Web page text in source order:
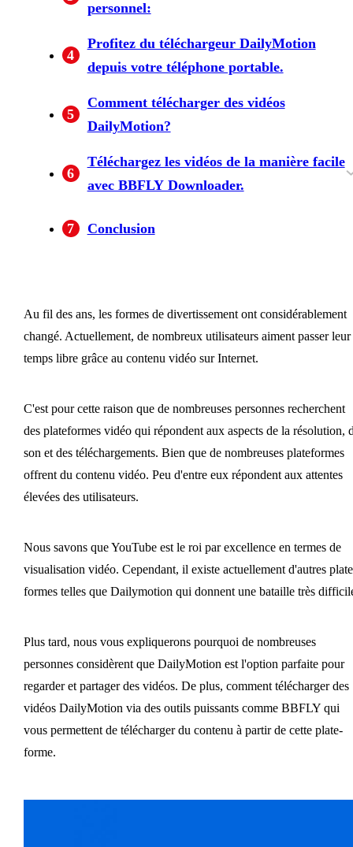
personnel:
4
Profitez du téléchargeur DailyMotion
depuis votre téléphone portable.
5
Comment télécharger des vidéos
DailyMotion?
6
Téléchargez les vidéos de la manière facile
avec BBFLY Downloader.
7 Conclusion
Au fil des ans, les formes de divertissement ont considérablement
changé. Actuellement, de nombreux utilisateurs aiment passer leur
temps libre grâce au contenu vidéo sur Internet.
C'est pour cette raison que de nombreuses personnes recherchent
des plateformes vidéo qui répondent aux aspects de la résolution,
son et des téléchargements. Bien que de nombreuses plateformes
offrent du contenu vidéo. Peu d'entre eux répondent aux attentes
élevées des utilisateurs.
Nous savons que YouTube est le roi par excellence en termes de
visualisation vidéo. Cependant, il existe actuellement d'autres
formes telles que Dailymotion qui donnent une bataille très
Plus tard, nous vous expliquerons pourquoi de nombreuses
personnes considèrent que DailyMotion est l'option parfaite pour
regarder et partager des vidéos. De plus, comment télécharger des
vidéos DailyMotion via des outils puissants comme BBFLY qui
vous permettent de télécharger du contenu à partir de cette plate-
forme.